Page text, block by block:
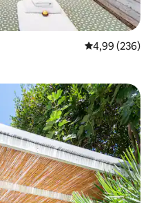
Gemiddelde
4,99 (236)